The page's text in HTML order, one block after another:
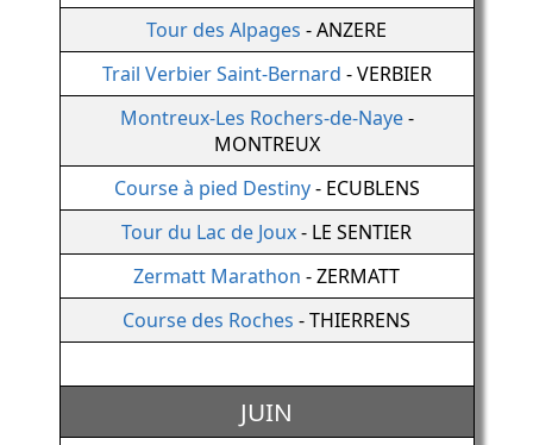
Tour des Alpages - ANZERE
Trail Verbier Saint-Bernard - VERBIER
Montreux-Les Rochers-de-Naye-
MONTREUX
Course à pied Destiny- ECUBLENS
Tour du Lac de Joux- LE SENTIER
Zermatt Marathon - ZERMATT
Course des Roches - THIERRENS
JUIN